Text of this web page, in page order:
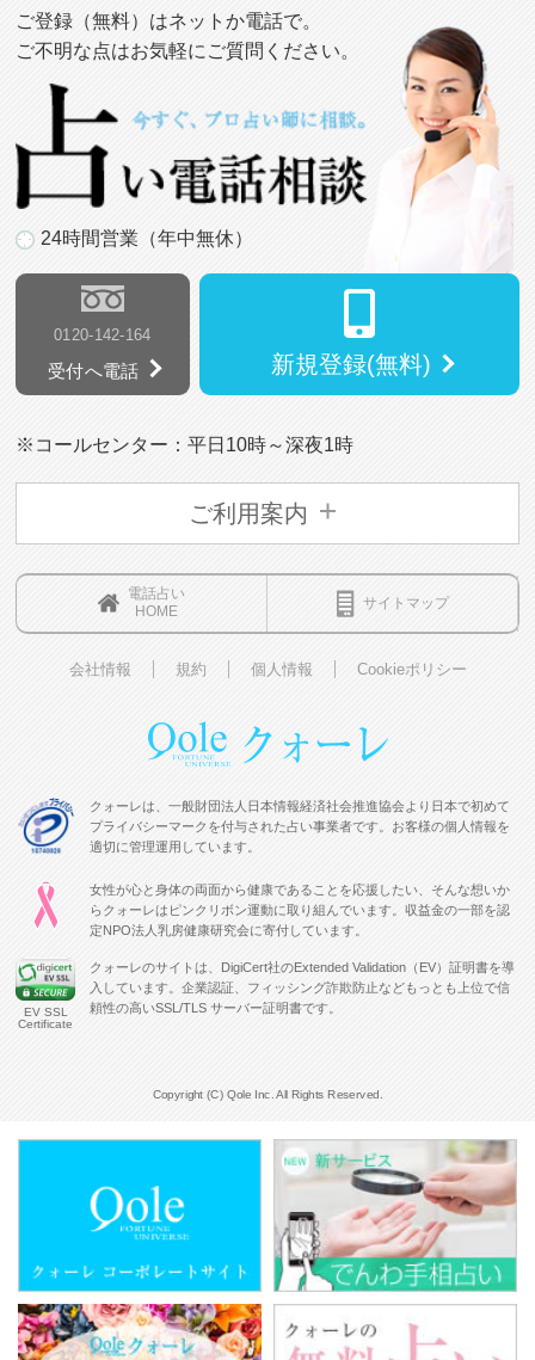
ご登録（無料）はネットか電話で。
ご不明な点はお気軽にご質問ください。
24時間営業（年中無休）
0120-142-164
受付へ電話 新規登録(無料)
※コールセンター：平日10時～深夜1時
ご利用案内
電話占い
HOME
サイトマップ
会社情報 規約 個人情報 Cookieポリシー
クォーレは、一般財団法人日本情報経済社会推進協会より日本で初めて
プライバシーマークを付与された占い事業者です。お客様の個人情報を
適切に管理運用しています。
女性が心と身体の両面から健康であることを応援したい、そんな想いか
らクォーレはピンクリボン運動に取り組んでいます。収益金の一部を認
定NPO法人乳房健康研究会に寄付しています。
EV SSL
Certificate
クォーレのサイトは、DigiCert社のExtended Validation（EV）証明書を導
入しています。企業認証、フィッシング詐欺防止などもっとも上位で信
頼性の高いSSL/TLS サーバー証明書です。
Copyright (C) Qole Inc. All Rights Reserved.